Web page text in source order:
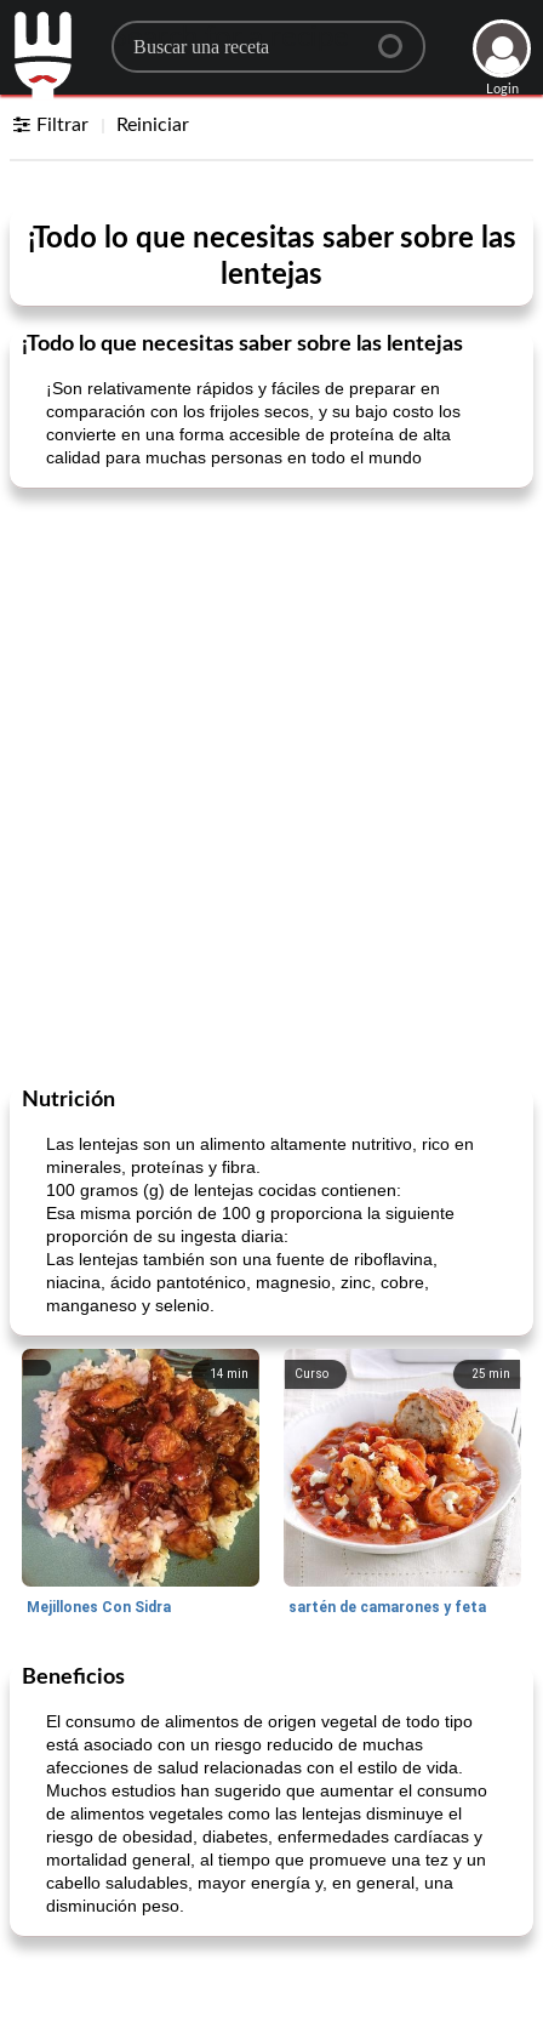
Search for a recipe
Login
Filtrar Reiniciar
¡Todo lo que necesitas saber sobre las
lentejas
¡Todo lo que necesitas saber sobre las lentejas
¡Son relativamente rápidos y fáciles de preparar en
comparación con los frijoles secos, y su bajo costo los
convierte en una forma accesible de proteína de alta
calidad para muchas personas en todo el mundo
Nutrición
Las lentejas son un alimento altamente nutritivo, rico en
minerales, proteínas y fibra.
100 gramos (g) de lentejas cocidas contienen:
Esa misma porción de 100 g proporciona la siguiente
proporción de su ingesta diaria:
Las lentejas también son una fuente de riboflavina,
niacina, ácido pantoténico, magnesio, zinc, cobre,
manganeso y selenio.
14 min
Mejillones Con Sidra
25 min
Curso
sartén de camarones y feta
Sopas, Guisos Y Chili
Beneficios
El consumo de alimentos de origen vegetal de todo tipo
está asociado con un riesgo reducido de muchas
afecciones de salud relacionadas con el estilo de vida.
Muchos estudios han sugerido que aumentar el consumo
de alimentos vegetales como las lentejas disminuye el
riesgo de obesidad, diabetes, enfermedades cardíacas y
mortalidad general, al tiempo que promueve una tez y un
cabello saludables, mayor energía y, en general, una
disminución peso.